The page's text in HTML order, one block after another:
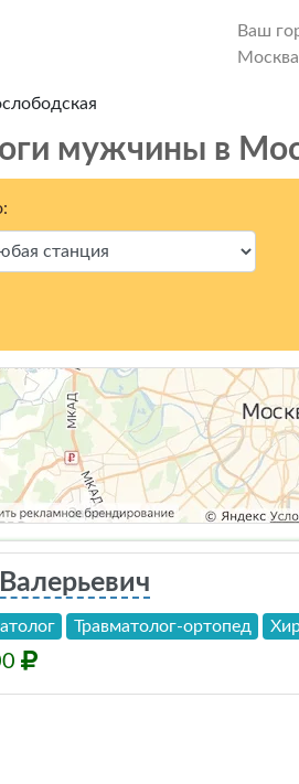
Ваш
Москва
мужчины в
Травматолог-ортопед